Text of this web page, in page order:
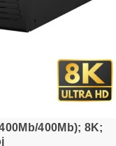
400Mb); 8K;